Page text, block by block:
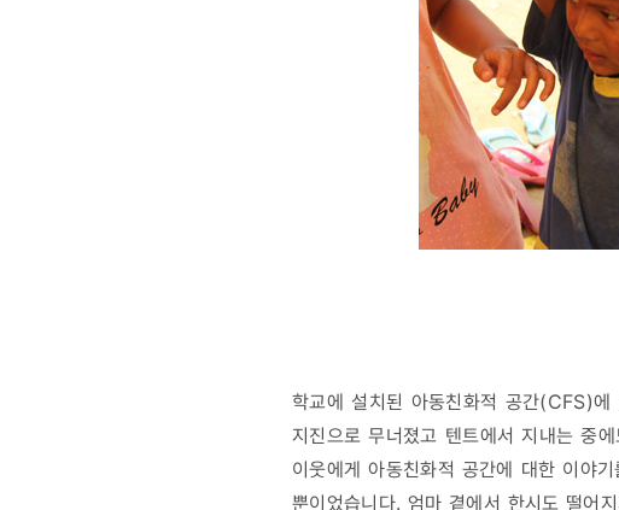
학교에 설치된 아동친화적 공간(CFS)
지진으로 무너졌고 텐트에서 지내는 중
이웃에게 아동친화적 공간에 대한 이야
뿐이었습니다. 엄마 곁에서 한시도 떨어